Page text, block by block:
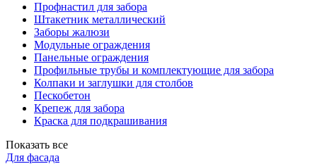
Профнастил для забора
Штакетник металлический
Заборы жалюзи
Модульные ограждения
Панельные ограждения
Профильные трубы и комплектующие для забора
Колпаки и заглушки для столбов
Пескобетон
Крепеж для забора
Краска для подкрашивания
Показать все
Для фасада